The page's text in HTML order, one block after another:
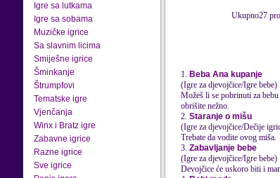
Igre sa lutkama
Igre sa sobama
Muzičke igrice
Sa slavnim licima
Smiješne igrice
Šminkanje
Štrumpfovi
Tematske igre
Vjenčanja
Winx i Bratz igre
Zabavne igrice
Razne igrice
Sve igrice
Ukupno27
1. Beba Ana kupanje
(Igre za djevojčice/Igre bebe)
Možeš li se pobrinuti za
obrišite nežno.
2. Staranje o mišu
(Igre za djevojčice/Dečije
Trebate da vodite ovog miša.
3. Zabavljanje bebe
(Igre za djevojčice/Igre bebe)
Devojčice će uskoro biti i